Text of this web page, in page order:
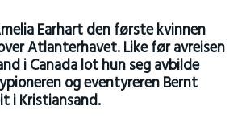
Earhart den første kvinnen
Atlanterhavet. Like før avreisen
i Canada lot hun seg avbilde
og eventyreren Bernt
i Kristiansand.